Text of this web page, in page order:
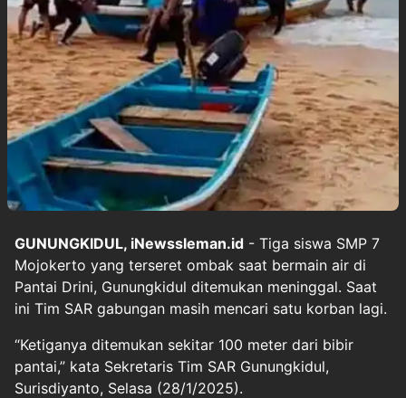
GUNUNGKIDUL, iNewssleman.id - Tiga siswa SMP 7
Mojokerto yang terseret ombak saat bermain air di
Pantai Drini, Gunungkidul ditemukan meninggal. Saat
ini Tim SAR gabungan masih mencari satu korban lagi.
“Ketiganya ditemukan sekitar 100 meter dari bibir
pantai,” kata Sekretaris Tim SAR Gunungkidul,
Surisdiyanto, Selasa (28/1/2025).